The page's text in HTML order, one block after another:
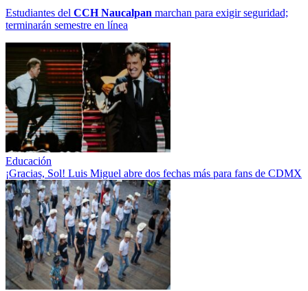
Estudiantes del CCH Naucalpan marchan para exigir seguridad;
terminarán semestre en línea
Educación
¡Gracias, Sol! Luis Miguel abre dos fechas más para fans de CDMX